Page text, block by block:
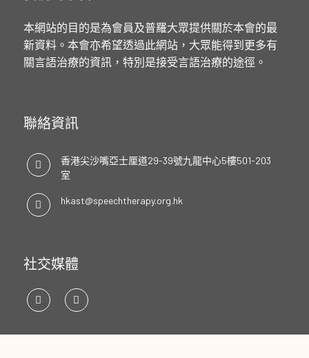
本網站的目的是為會員及普羅大眾提供關於本會的最
新資料。本會亦希望透過此網站，大眾能得到更多有
關言語治療的資訊，特別是接受言語治療的途徑。
聯絡資訊
香港尖沙嘴亞士厘道29-39號九龍中心5樓501-203
室
hkast@speechtherapy.org.hk
社交媒體